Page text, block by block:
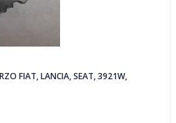
FIAT, LANCIA, SEAT, 3921W,